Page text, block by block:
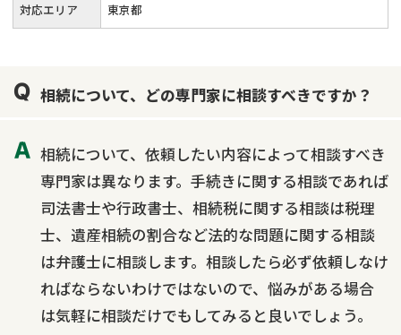
対応エリア 東京都
相続について、どの専門家に相談すべきですか？
相続について、依頼したい内容によって相談すべき
専門家は異なります。手続きに関する相談であれば
司法書士や行政書士、相続税に関する相談は税理
士、遺産相続の割合など法的な問題に関する相談
は弁護士に相談します。相談したら必ず依頼しなけ
ればならないわけではないので、悩みがある場合
は気軽に相談だけでもしてみると良いでしょう。